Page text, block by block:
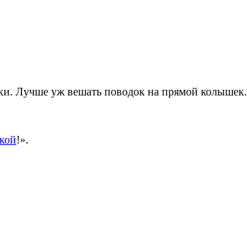
Лучше уж вешать поводок на прямой колышек.
!».